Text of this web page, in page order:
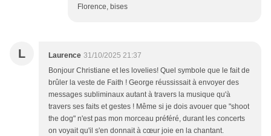
Florence, bises
L Laurence 31/10/2025 21:37
Bonjour Christiane et les lovelies! Quel symbole que le fait de
brûler la veste de Faith ! George réussissait à envoyer des
messages subliminaux autant à travers la musique qu'à
travers ses faits et gestes ! Même si je dois avouer que "shoot
the dog" n'est pas mon morceau préféré, durant les concerts
on voyait qu'il s'en donnait à cœur joie en la chantant.